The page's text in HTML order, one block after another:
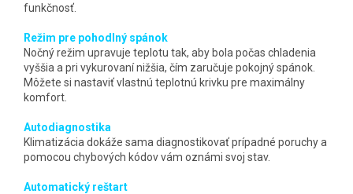
funkčnosť.
Režim pre pohodlný spánok
Nočný režim upravuje teplotu tak, aby bola počas chladenia
vyššia a pri vykurovaní nižšia, čím zaručuje pokojný spánok.
Môžete si nastaviť vlastnú teplotnú krivku pre maximálny
komfort.
Autodiagnostika
Klimatizácia dokáže sama diagnostikovať prípadné poruchy a
pomocou chybových kódov vám oznámi svoj stav.
Automatický reštart